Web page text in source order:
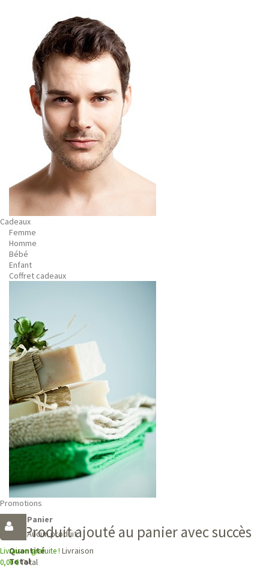
Cadeaux
Femme
Homme
Bébé
Enfant
Coffret cadeaux
Promotions
Panier
Aucun produit
Livraison gratuite ! Livraison
0,00 €Total
Produit ajouté au panier avec succès
Quantité
Total